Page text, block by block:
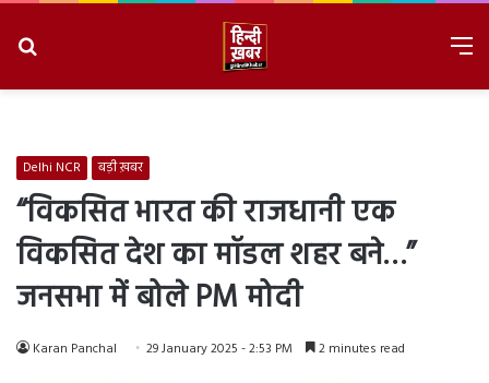
Delhi NCR बड़ी ख़बर
“विकसित भारत की राजधानी एक
विकसित देश का मॉडल शहर बने…”
जनसभा में बोले PM मोदी
Karan Panchal 29 January 2025 - 2:53 PM 2 minutes read